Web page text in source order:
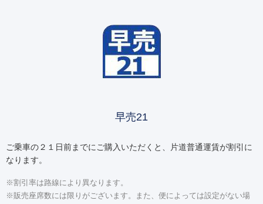
早売21
ご乗車の２１日前までにご購入いただくと、片道普通運賃が割引に
なります。
※割引率は路線により異なります。
※販売座席数には限りがございます。また、便によっては設定がない場